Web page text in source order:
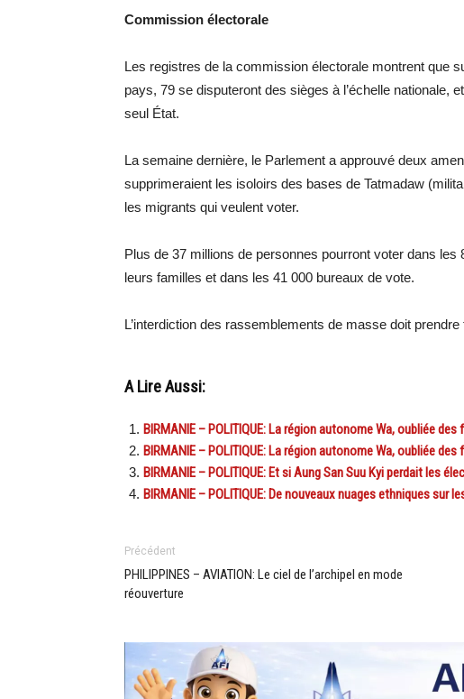
Commission électorale
Les registres de la commission électorale montrent que
pays, 79 se disputeront des sièges à l’échelle nationale,
seul État.
La semaine dernière, le Parlement a approuvé deux
supprimeraient les isoloirs des bases de Tatmadaw
les migrants qui veulent voter.
Plus de 37 millions de personnes pourront voter dans
leurs familles et dans les 41 000 bureaux de vote.
L’interdiction des rassemblements de masse doit
A Lire Aussi:
BIRMANIE – POLITIQUE: La région autonome Wa, oubliée
BIRMANIE – POLITIQUE: La région autonome Wa, oubliée
BIRMANIE – POLITIQUE: Et si Aung San Suu Kyi perdait les
BIRMANIE – POLITIQUE: De nouveaux nuages ethniques
Précédent
PHILIPPINES – AVIATION: Le ciel de l’archipel en mode
réouverture